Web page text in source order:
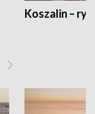
Koszalin –